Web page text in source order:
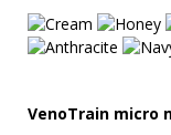
VenoTrain micro